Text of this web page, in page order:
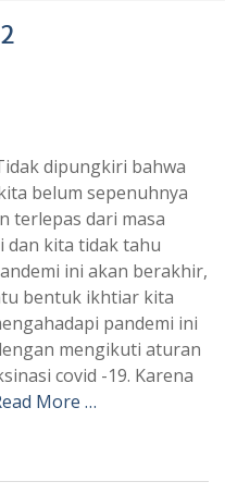
dipungkiri bahwa
belum sepenuhnya
terlepas dari masa
dan kita tidak tahu
ini akan berakhir,
bentuk ikhtiar kita
pandemi ini
mengikuti aturan
covid -19. Karena
More …